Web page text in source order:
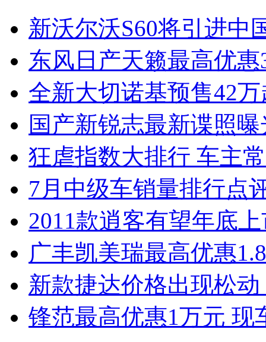
新沃尔沃S60将引进中
东风日产天籁最高优
全新大切诺基预售42
国产新锐志最新谍照
狂虐指数大排行 车主
7月中级车销量排行点
2011款逍客有望年底
广丰凯美瑞最高优惠
新款捷达价格出现松
锋范最高优惠1万元 现